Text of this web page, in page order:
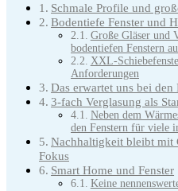
Schmale Profile und
Bodentiefe Fenster und
Große Gläser und
bodentiefen Fenstern
XXL-
Anforderungen
Das erwartet uns bei den
3-fach Verglasung als
Neben dem
den Fenstern für viele
Nachhaltigkeit bleibt mit
Fokus
Smart Home und Fenster
Keine